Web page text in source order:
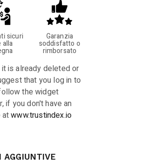
sicuri
alla
Garanzia
soddisfatto o
rimborsato
is already deleted or
that you log in to
the widget
if you don't have an
atwww.trustindex.io
AGGIUNTIVE